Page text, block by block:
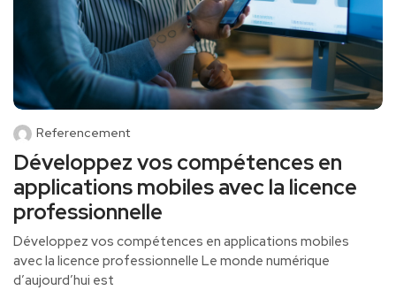
Referencement
Développez vos compétences en
applications mobiles avec la licence
professionnelle
Développez ‌vos compétences en applications mobiles
avec la licence professionnelle Le monde numérique
d’aujourd’hui ⁣est